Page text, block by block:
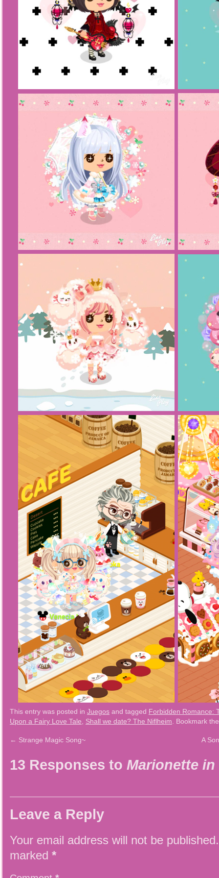
This entry was posted in Juegos and tagged Forbidden Romance:
Upon a Fairy Love Tale
Shall we date? The Niflheim . Bookmark
← Strange Magic Song~ A
13 Responses to Marionette in
Leave a Reply
Your email address will not be published.
marked *